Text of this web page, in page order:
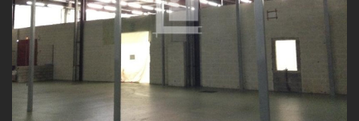
ACTUALITÉS/ PRESSE
CONTACT